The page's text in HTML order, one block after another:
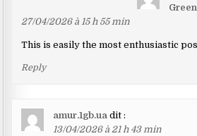
les
commentaires
27/04/2026 à 15 h 55 min
This is easily the most enthusiastic
Reply
amur.1gb.ua dit :
13/04/2026 à 21 h 43 min